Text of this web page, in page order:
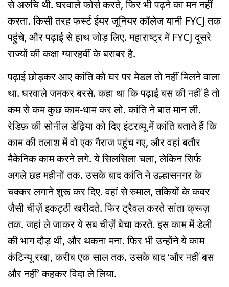
से अरुचि थी. घरवाले फोर्स करते, फिर भी पढ़ने का मन नहीं
करता. किसी तरह फर्स्ट ईयर जूनियर कॉलेज यानी FYCJ तक
पहुंचे, और पढ़ाई से हाथ जोड़ लिए. महाराष्ट्र में FYCJ दूसरे
राज्यों की कक्षा ग्यारहवीं के बराबर है.
पढ़ाई छोड़कर आए कांति को घर पर मेडल तो नहीं मिलने वाला
था. घरवाले जमकर बरसे. कहा था कि पढ़ाई बस की नहीं है तो
कम से कम कुछ काम-धाम कर लो. कांति ने बात मान ली.
रेडिफ़ की सोनील डेढ़िया को दिए इंटरव्यू में कांति बताते हैं कि
काम की तलाश में वो एक गैराज पहुंच गए, और वहां बतौर
मैकेनिक काम करने लगे. ये सिलसिला चला, लेकिन सिर्फ
अगले छह महीनों तक. उसके बाद कांति ने उल्हासनगर के
चक्कर लगाने शुरू कर दिए. वहां से रुमाल, तकियों के कवर
जैसी चीज़ें इकट्ठी खरीदते. फिर ट्रैवल करते सांता क्रूज़
तक. जहां ले जाकर ये सब चीज़ें बेचा करते. इस काम में डेली
की भाग दौड़ थी, और थकना मना. फिर भी उन्होंने ये काम
कंटिन्यू रखा, करीब एक साल तक. उसके बाद ‘और नहीं बस
और नहीं’ कहकर विदा ले लिया.